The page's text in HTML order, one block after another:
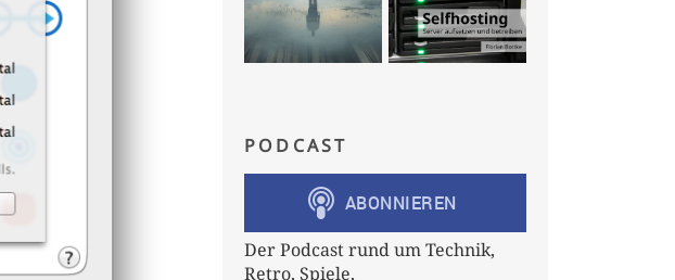
PODCAST
Der Podcast rund um Technik,
Retro, Spiele,